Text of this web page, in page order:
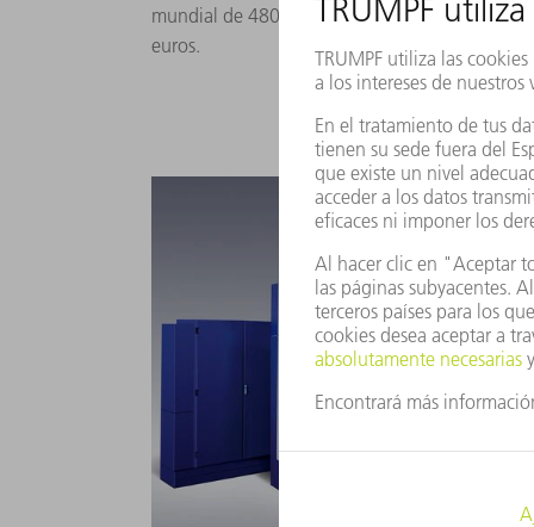
mundial de 4800 empleados y registra una
euros.